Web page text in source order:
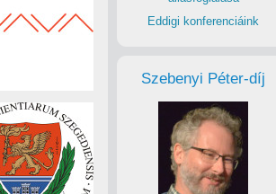
Eddigi konferenciáink
Szebenyi Péter-díj